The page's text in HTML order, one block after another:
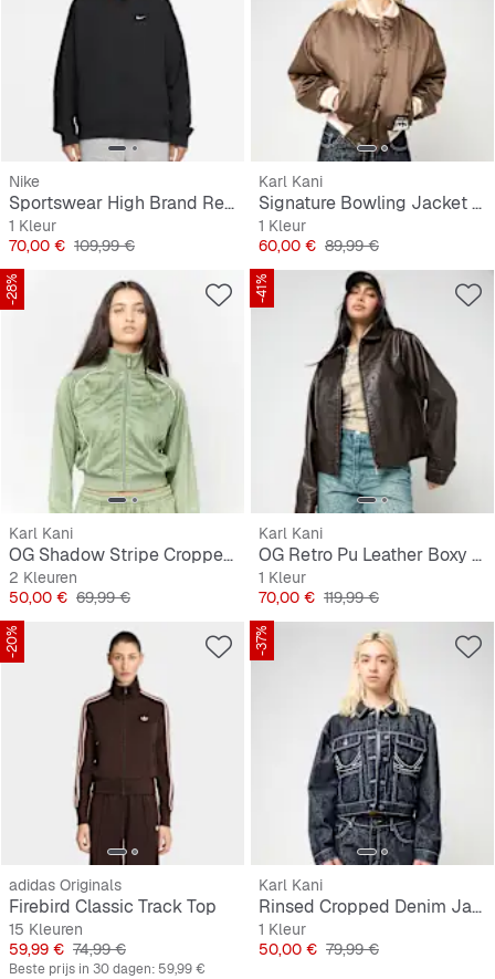
Nike
Sportswear High Brand Read Varsity Jacket
1 Kleur
Prijs
70,00 € Originele Prijs
109,99 €
Karl Kani
Signature Bowling Jacket Brown
1 Kleur
Prijs
60,00 € Originele Prijs
89,99 €
-28%
Karl Kani
OG Shadow Stripe Cropped Trackjacket
2 Kleuren
Prijs
50,00 € Originele Prijs
69,99 €
-41%
Karl Kani
OG Retro Pu Leather Boxy Jacket
1 Kleur
Prijs
70,00 € Originele Prijs
119,99 €
-20%
adidas Originals
Firebird Classic Track Top
15 Kleuren
Prijs
59,99 € Originele Prijs
74,99 €
Beste prijs in 30 dagen: 59,99 €
-37%
Karl Kani
Rinsed Cropped Denim Jacket
1 Kleur
Prijs
50,00 € Originele Prijs
79,99 €